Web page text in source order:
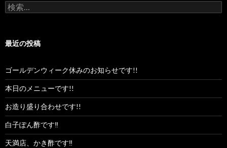
検
索:
最近の投稿
ゴールデンウィーク休みのお知らせです!!
本日のメニューです!!
お造り盛り合わせです!!
白子ぽん酢です‼︎
天満店、かき酢です‼︎